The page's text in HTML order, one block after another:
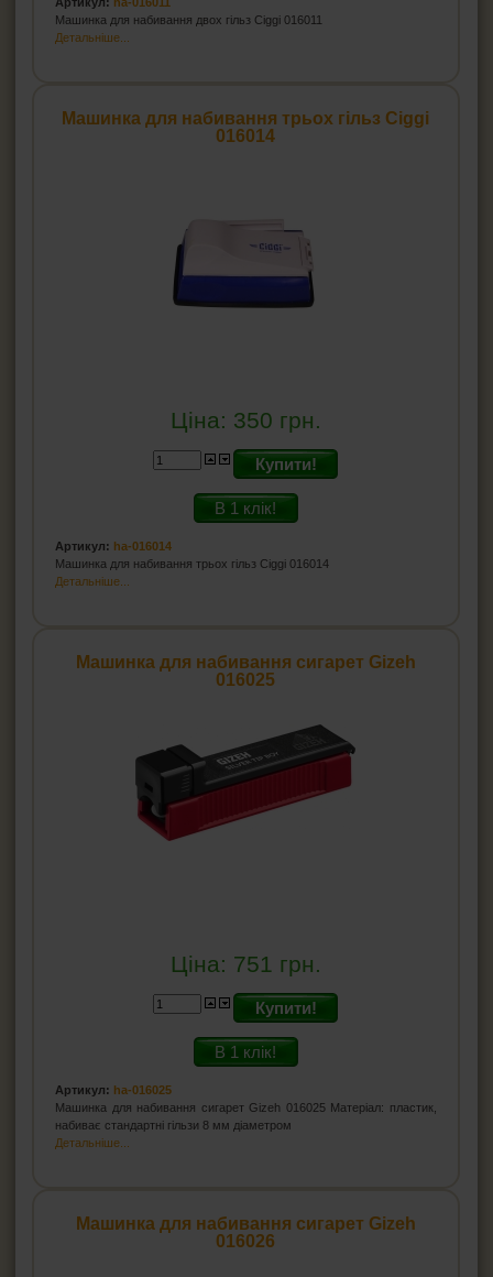
Машинка для набивання двох гільз Ciggi 016011
Детальніше...
Машинка для набивання трьох гільз Ciggi
016014
Ціна: 350 грн.
Купити!
В 1 клік!
Артикул: ha-016014
Машинка для набивання трьох гільз Ciggi 016014
Детальніше...
Машинка для набивання сигарет Gizeh
016025
Ціна: 751 грн.
Купити!
В 1 клік!
Артикул: ha-016025
Машинка для набивання сигарет Gizeh 016025 Матеріал: пластик,
набиває стандартні гільзи 8 мм діаметром
Детальніше...
Машинка для набивання сигарет Gizeh
016026